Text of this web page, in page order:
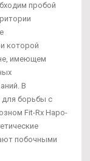
пробой
которой
имеющем
В
для борьбы с
Fit-Rx Наро-
побочными